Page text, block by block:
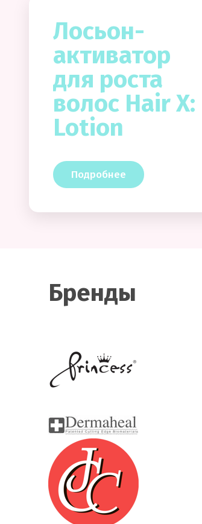
Лосьон-
активатор
для роста
волос Hair X:
Lotion
Подробнее
Бренды